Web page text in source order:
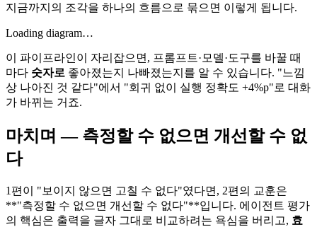
지금까지의 조각을 하나의 흐름으로 묶으면 이렇게 됩니다.
Loading diagram…
이 파이프라인이 자리잡으면, 프롬프트·모델·도구를 바꿀 때
마다 숫자로 좋아졌는지 나빠졌는지를 알 수 있습니다. "느낌
상 나아진 것 같다"에서 "회귀 없이 실행 정확도 +4%p"로 대화
가 바뀌는 거죠.
마치며 — 측정할 수 없으면 개선할 수 없
다
1편이 "보이지 않으면 고칠 수 없다"였다면, 2편의 교훈은
**"측정할 수 없으면 개선할 수 없다"**입니다. 에이전트 평가
의 핵심은 출력을 글자 그대로 비교하려는 욕심을 버리고, 효